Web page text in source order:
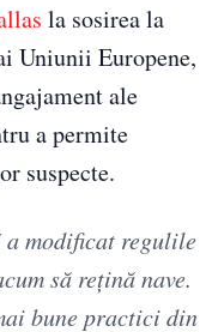
la sosirea la
Uniunii Europene,
ale
a permite
suspecte.
modificat regulile
să rețină nave.
bune practici din